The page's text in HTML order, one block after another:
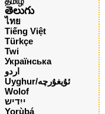
తెలుగు
ไทย
Tiếng Việt
Türkçe
Twi
Українська
اردو
Uyghur/ئۇيغۇرچه
Wolof
ייִדיש
Yorùbá